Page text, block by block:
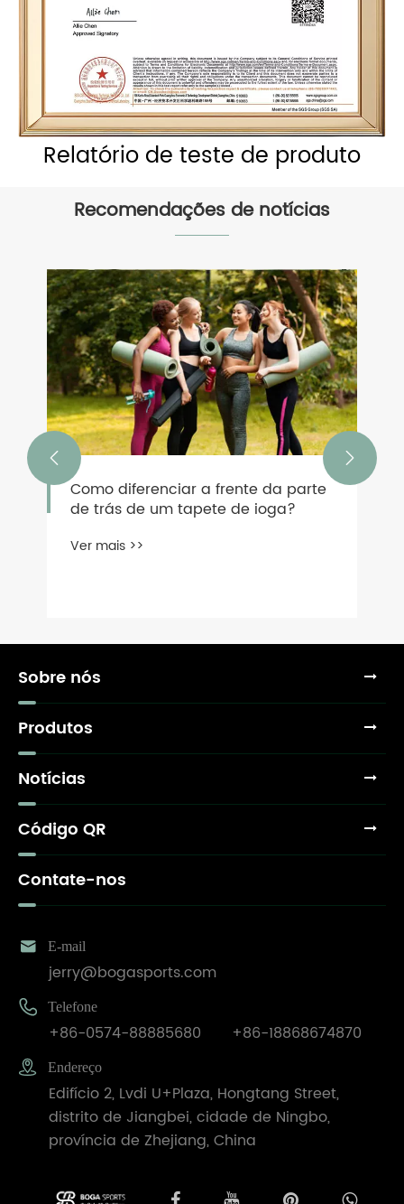
Relatório de teste de produto
Recomendações de notícias
Como diferenciar a frente da parte
de trás de um tapete de ioga?
Ver mais >>
 
Sobre nós
Produtos
Notícias
Código QR
Contate-nos
 E-mail
jerry@bogasports.com
 Telefone
+86-0574-88885680 +86-18868674870
 Endereço
Edifício 2, Lvdi U+Plaza, Hongtang Street,
distrito de Jiangbei, cidade de Ningbo,
província de Zhejiang, China